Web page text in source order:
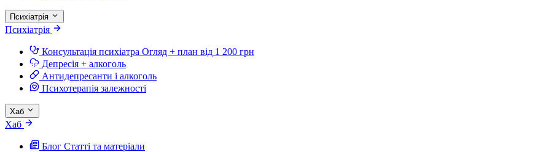
Психіатрія
Психіатрія
Консультація психіатра Огляд + план від 1 200 грн
Депресія + алкоголь
Антидепресанти і алкоголь
Психотерапія залежності
Хаб
Хаб
Блог Статті та матеріали